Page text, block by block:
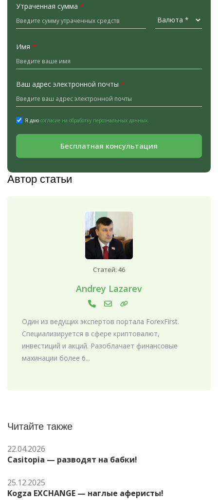
Утраченная сумма *
Имя *
Ваш адрес электронной почты *
Я даю согласие на обработку персональных данных.
Бесплатная консультация
Автор статьи
Статей: 46
Andrey Lazarev
Один из ведущих экспертов портала ForexFirst.
Специализируется в сфере криптовалют,
инвестиций и акций. Разоблачает финансовые
махинации более 6...
Читайте также
22.04.2026
Casitopia — разводят на бабки!
25.12.2025
Kogza EXCHANGE — наглые аферисты!